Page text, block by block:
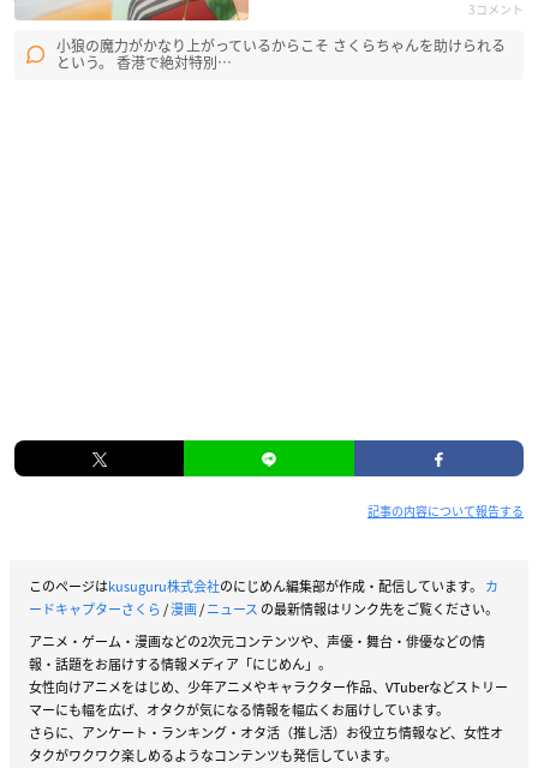
3コメント
小狼の魔力がかなり上がっているからこそ さくらちゃんを助けられる
という。 香港で絶対特別…
記事の内容について報告する
このページはkusuguru株式会社のにじめん編集部が作成・配信しています。 カ
ードキャプターさくら/漫画/ニュース の最新情報はリンク先をご覧ください。
アニメ・ゲーム・漫画などの2次元コンテンツや、声優・舞台・俳優などの情
報・話題をお届けする情報メディア「にじめん」。
女性向けアニメをはじめ、少年アニメやキャラクター作品、VTuberなどストリー
マーにも幅を広げ、オタクが気になる情報を幅広くお届けしています。
さらに、アンケート・ランキング・オタ活（推し活）お役立ち情報など、女性オ
タクがワクワク楽しめるようなコンテンツも発信しています。